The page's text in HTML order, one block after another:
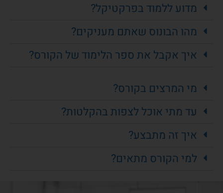
מדוע ללמוד בפרקטיקל?
מהו הבונוס שאתם מעניקים?
איך אקבל את ספר הלימוד של הקורס?
מי המרצים בקורס?
עד מתי אוכל לצפות בהקלטות?
איך זה מתבצע?
למי הקורס מתאים?